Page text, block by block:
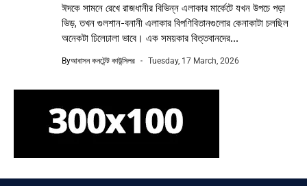
ঈদকে সামনে রেখে রাজধানীর বিভিন্ন এলাকার মার্কেটে যখন উপচে পড়া
ভিড়, তখন গুলশান-বনানী এলাকার বিপণিবিতানগুলোর কেনাকাটা চলছিল
অনেকটা ঢিলেঢালা ভাবে। এক সময়কার বিত্তবানদের...
Byআবাসন কনটেন্ট কাউন্সিলর Tuesday, 17 March, 2026